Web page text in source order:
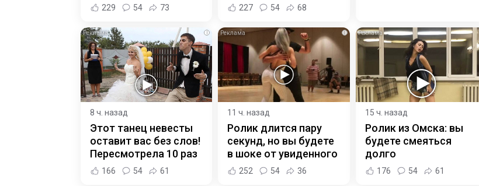
229 54 73 227 54 68
i
8 ч. назад
Этот танец невесты
оставит вас без слов!
Пересмотрела 10 раз
166 54 61
i
11 ч. назад
Ролик длится пару
секунд, но вы будете
в шоке от увиденного
252 54 36
15 ч. назад
Ролик из Омска: вы
будете смеяться
долго
176 54 61